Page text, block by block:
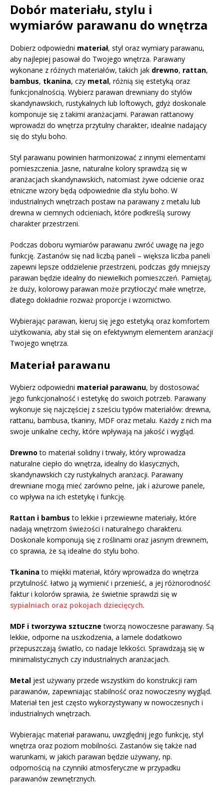
Dobór materiału, stylu i
wymiarów parawanu do wnętrza
Dobierz odpowiedni materiał, styl oraz wymiary parawanu,
aby najlepiej pasował do Twojego wnętrza. Parawany
wykonane z różnych materiałów, takich jak drewno, rattan,
bambus, tkanina, czy metal, różnią się estetyką oraz
funkcjonalnością. Wybierz parawan drewniany do stylów
skandynawskich, rustykalnych lub loftowych, gdyż doskonale
komponuje się z takimi aranżacjami. Parawan rattanowy
wprowadzi do wnętrza przytulny charakter, idealnie nadający
się do stylu boho.
Styl parawanu powinien harmonizować z innymi elementami
pomieszczenia. Jasne, naturalne kolory sprawdzą się w
aranżacjach skandynawskich, natomiast żywe odcienie oraz
etniczne wzory będą odpowiednie dla stylu boho. W
industrialnych wnętrzach postaw na parawany z metalu lub
drewna w ciemnych odcieniach, które podkreślą surowy
charakter przestrzeni.
Podczas doboru wymiarów parawanu zwróć uwagę na jego
funkcję. Zastanów się nad liczbą paneli – większa liczba paneli
zapewni lepsze oddzielenie przestrzeni, podczas gdy mniejszy
parawan będzie idealny do niewielkich pomieszczeń. Pamiętaj,
że duży, kolorowy parawan może przytłoczyć małe wnętrze,
dlatego dokładnie rozważ proporcje i wzornictwo.
Wybierając parawan, kieruj się jego estetyką oraz komfortem
użytkowania, aby stał się on efektywnym elementem aranżacji
Twojego wnętrza.
Materiał parawanu
Wybierz odpowiedni materiał parawanu, by dostosować
jego funkcjonalność i estetykę do swoich potrzeb. Parawany
wykonuje się najczęściej z sześciu typów materiałów: drewna,
rattanu, bambusa, tkaniny, MDF oraz metalu. Każdy z nich ma
swoje unikalne cechy, które wpływają na jakość i wygląd.
Drewno to materiał solidny i trwały, który wprowadza
naturalne ciepło do wnętrza, idealny do klasycznych,
skandynawskich czy rustykalnych aranżacji. Parawany
drewniane mogą mieć zarówno pełne, jak i ażurowe panele,
co wpływa na ich estetykę i funkcję.
Rattan i bambus to lekkie i przewiewne materiały, które
nadają wnętrzom świeżości i naturalnego charakteru.
Doskonale komponują się z roślinami oraz jasnym drewnem,
co sprawia, że są idealne do stylu boho.
Tkanina to miękki materiał, który wprowadza do wnętrza
przytulność. łatwo ją wymienić i przenieść, a jej różnorodność
faktur i kolorów sprawia, że świetnie sprawdzi się w
sypialniach oraz pokojach dziecięcych.
MDF i tworzywa sztuczne tworzą nowoczesne parawany. Są
lekkie, odporne na uszkodzenia, a lamele dodatkowo
przepuszczają światło, co nadaje lekkości. Sprawdzają się w
minimalistycznych czy industrialnych aranżacjach.
Metal jest używany przede wszystkim do konstrukcji ram
parawanów, zapewniając stabilność oraz nowoczesny wygląd.
Materiał ten jest często wykorzystywany w nowoczesnych i
industrialnych wnętrzach.
Wybierając materiał parawanu, uwzględnij jego funkcję, styl
wnętrza oraz poziom mobilności. Zastanów się także nad
warunkami, w jakich parawan będzie używany, np.
odpornością na czynniki atmosferyczne w przypadku
parawanów zewnętrznych.